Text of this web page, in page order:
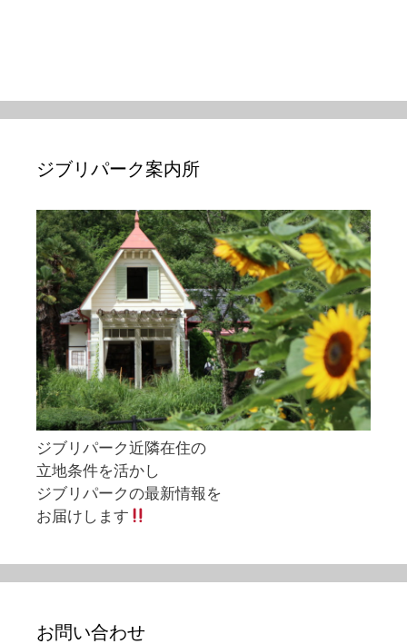
ジブリパーク案内所
ジブリパーク近隣在住の
立地条件を活かし
ジブリパークの最新情報を
お届けします
お問い合わせ